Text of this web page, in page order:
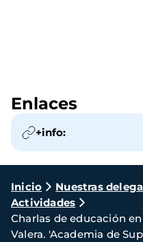
Enlaces
+info:
Ruta
de
navegación
Inicio Nuestras
Actividades
Charlas de educación
Valera. 'Academia de